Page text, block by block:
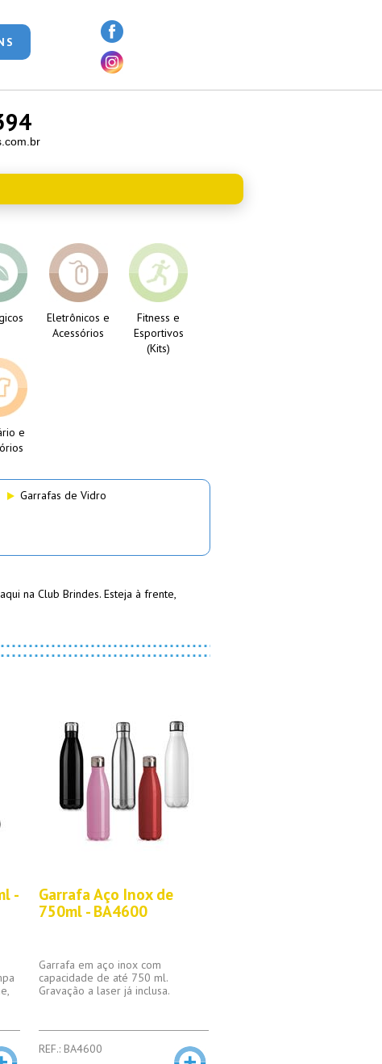
Eletrônicos e
Acessórios
Fitness e
Esportivos
(Kits)
e
Garrafas de Vidro
na Club Brindes. Esteja à frente,
-
Garrafa Aço Inox de
750ml - BA4600
Garrafa em aço inox com
capacidade de até 750 ml.
Gravação a laser já inclusa.
REF.: BA4600